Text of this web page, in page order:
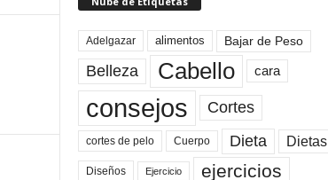
Adelgazar alimentos Bajar de Peso
Belleza Cabello cara
consejos Cortes
cortes de pelo Cuerpo Dieta Dietas
Diseños Ejercicio ejercicios